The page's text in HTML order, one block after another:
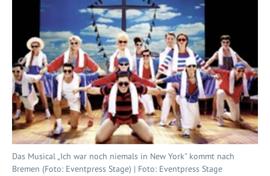
Das Musical „Ich war noch niemals in New York" kommt nach
Bremen (Foto: Eventpress Stage) | Foto: Eventpress Stage